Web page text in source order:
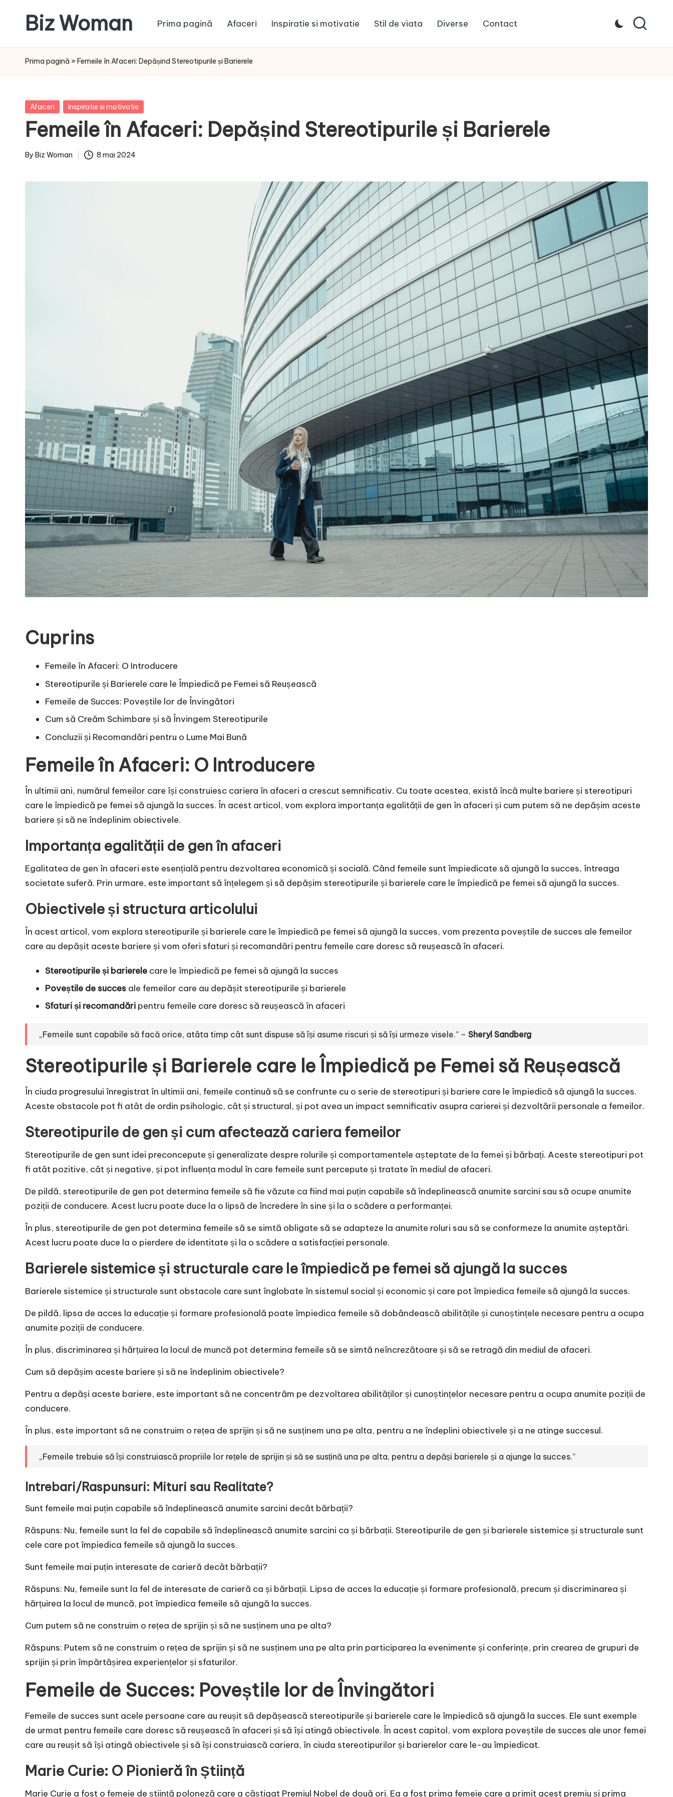
content
Biz Woman
ta,
succesul
Prima pagină Afaceri Inspiratie si motivatie Stil de viata Diverse Contact
Prima pagină » Femeile în Afaceri: Depășind Stereotipurile și Barierele
Posted
Afaceri Inspiratie si motivatie
Femeile în Afaceri: Depășind Stereotipurile și Barierele
Posted
By Biz Woman 8 mai 2024
Cuprins
Femeile în Afaceri: O Introducere
Stereotipurile și Barierele care le Împiedică pe Femei să Reușească
Femeile de Succes: Poveștile lor de Învingători
Cum să Creăm Schimbare și să Învingem Stereotipurile
Concluzii și Recomandări pentru o Lume Mai Bună
Femeile în Afaceri: O Introducere
În ultimii ani, numărul femeilor care își construiesc cariera în afaceri a crescut semnificativ. Cu toate acestea, există încă multe bariere și stereotipuri
care le împiedică pe femei să ajungă la succes. În acest articol, vom explora importanța egalității de gen în afaceri și cum putem să ne depășim aceste
bariere și să ne îndeplinim obiectivele.
Importanța egalității de gen în afaceri
Egalitatea de gen în afaceri este esențială pentru dezvoltarea economică și socială. Când femeile sunt împiedicate să ajungă la succes, întreaga
societate suferă. Prin urmare, este important să înțelegem și să depășim stereotipurile și barierele care le împiedică pe femei să ajungă la succes.
Obiectivele și structura articolului
În acest articol, vom explora stereotipurile și barierele care le împiedică pe femei să ajungă la succes, vom prezenta poveștile de succes ale femeilor
care au depășit aceste bariere și vom oferi sfaturi și recomandări pentru femeile care doresc să reușească în afaceri.
Stereotipurile și barierele care le împiedică pe femei să ajungă la succes
Poveștile de succes ale femeilor care au depășit stereotipurile și barierele
Sfaturi și recomandări pentru femeile care doresc să reușească în afaceri
„Femeile sunt capabile să facă orice, atâta timp cât sunt dispuse să își asume riscuri și să își urmeze visele.” – Sheryl Sandberg
Stereotipurile și Barierele care le Împiedică pe Femei să Reușească
În ciuda progresului înregistrat în ultimii ani, femeile continuă să se confrunte cu o serie de stereotipuri și bariere care le împiedică să ajungă la succes.
Aceste obstacole pot fi atât de ordin psihologic, cât și structural, și pot avea un impact semnificativ asupra carierei și dezvoltării personale a femeilor.
Stereotipurile de gen și cum afectează cariera femeilor
Stereotipurile de gen sunt idei preconcepute și generalizate despre rolurile și comportamentele așteptate de la femei și bărbați. Aceste stereotipuri pot
fi atât pozitive, cât și negative, și pot influența modul în care femeile sunt percepute și tratate în mediul de afaceri.
De pildă, stereotipurile de gen pot determina femeile să fie văzute ca fiind mai puțin capabile să îndeplinească anumite sarcini sau să ocupe anumite
poziții de conducere. Acest lucru poate duce la o lipsă de încredere în sine și la o scădere a performanței.
În plus, stereotipurile de gen pot determina femeile să se simtă obligate să se adapteze la anumite roluri sau să se conformeze la anumite așteptări.
Acest lucru poate duce la o pierdere de identitate și la o scădere a satisfacției personale.
Barierele sistemice și structurale care le împiedică pe femei să ajungă la succes
Barierele sistemice și structurale sunt obstacole care sunt înglobate în sistemul social și economic și care pot împiedica femeile să ajungă la succes.
De pildă, lipsa de acces la educație și formare profesională poate împiedica femeile să dobândească abilitățile și cunoștințele necesare pentru a ocupa
anumite poziții de conducere.
În plus, discriminarea și hărțuirea la locul de muncă pot determina femeile să se simtă neîncrezătoare și să se retragă din mediul de afaceri.
Cum să depășim aceste bariere și să ne îndeplinim obiectivele?
Pentru a depăși aceste bariere, este important să ne concentrăm pe dezvoltarea abilităților și cunoștințelor necesare pentru a ocupa anumite poziții de
conducere.
În plus, este important să ne construim o rețea de sprijin și să ne susținem una pe alta, pentru a ne îndeplini obiectivele și a ne atinge succesul.
„Femeile trebuie să își construiască propriile lor rețele de sprijin și să se susțină una pe alta, pentru a depăși barierele și a ajunge la succes.”
Intrebari/Raspunsuri: Mituri sau Realitate?
Sunt femeile mai puțin capabile să îndeplinească anumite sarcini decât bărbații?
Răspuns: Nu, femeile sunt la fel de capabile să îndeplinească anumite sarcini ca și bărbații. Stereotipurile de gen și barierele sistemice și structurale sunt
cele care pot împiedica femeile să ajungă la succes.
Sunt femeile mai puțin interesate de carieră decât bărbații?
Răspuns: Nu, femeile sunt la fel de interesate de carieră ca și bărbații. Lipsa de acces la educație și formare profesională, precum și discriminarea și
hărțuirea la locul de muncă, pot împiedica femeile să ajungă la succes.
Cum putem să ne construim o rețea de sprijin și să ne susținem una pe alta?
Răspuns: Putem să ne construim o rețea de sprijin și să ne susținem una pe alta prin participarea la evenimente și conferințe, prin crearea de grupuri de
sprijin și prin împărtășirea experiențelor și sfaturilor.
Femeile de Succes: Poveștile lor de Învingători
Femeile de succes sunt acele persoane care au reușit să depășească stereotipurile și barierele care le împiedică să ajungă la succes. Ele sunt exemple
de urmat pentru femeile care doresc să reușească în afaceri și să își atingă obiectivele. În acest capitol, vom explora poveștile de succes ale unor femei
care au reușit să își atingă obiectivele și să își construiască cariera, în ciuda stereotipurilor și barierelor care le-au împiedicat.
Marie Curie: O Pionieră în Știință
Marie Curie a fost o femeie de știință poloneză care a câștigat Premiul Nobel de două ori. Ea a fost prima femeie care a primit acest premiu și prima